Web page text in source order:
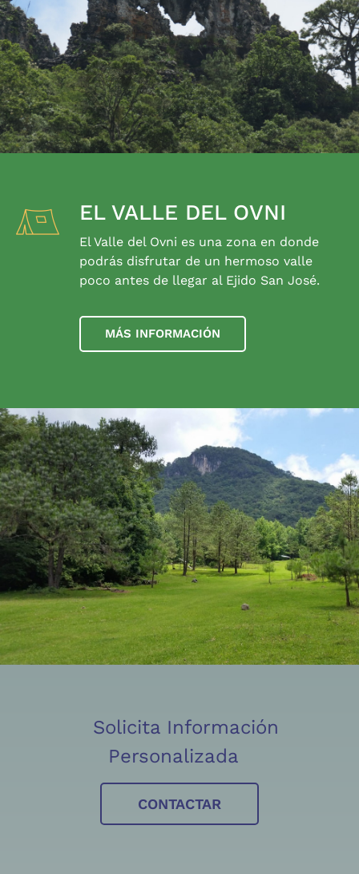
EL VALLE DEL OVNI
El Valle del Ovni es una zona en donde
podrás disfrutar de un hermoso valle
poco antes de llegar al Ejido San José.
MÁS INFORMACIÓN
Solicita Información
Personalizada
CONTACTAR